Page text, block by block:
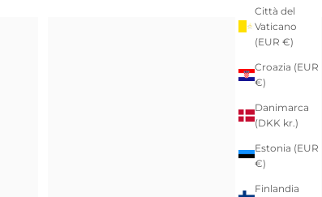
Città del
Vaticano
(EUR €)
Croazia (EUR
€)
Danimarca
(DKK kr.)
Estonia (EUR
€)
Finlandia